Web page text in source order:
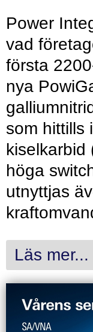
Power
vad
första
nya
som hittills
kiselkarbid
höga
utnyttjas
Läs mer...